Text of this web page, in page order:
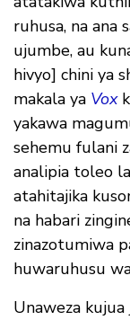
ruhusa, na ana
ujumbe, au
hivyo] chini ya
makala ya Vox
yakawa
sehemu fulani
analipia toleo
atahitajika
na habari
zinazotumiwa
huwaruhusu
Unaweza kujua